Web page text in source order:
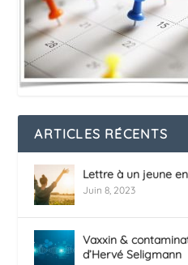
ARTICLES RÉCENTS
Lettre à un jeune
Juin 8, 2023
Vaxxin &
d’Hervé Seligmann